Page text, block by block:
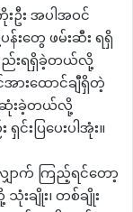
ဦး အပါအဝင်
တွေ ဖမ်းဆီး ရရှိ
ည်းရရှိခဲ့တယ်လို့
းထောင်ချီရှိတဲ့
ဆုံးခဲ့တယ်လို့
ပြပေးပါအုံး။
ာက် ကြည့်ရင်တော့
ချိုး၊ တစ်ချိုး